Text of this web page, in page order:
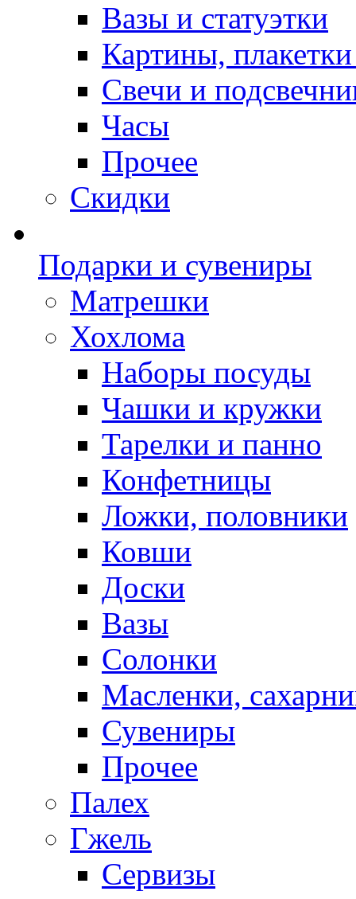
Вазы и статуэтки
Картины,
Свечи и
Часы
Прочее
Скидки
Подарки и сувениры
Матрешки
Хохлома
Наборы посуды
Чашки и кружки
Тарелки и панно
Конфетницы
Ложки, половники
Ковши
Доски
Вазы
Солонки
Масленки,
Сувениры
Прочее
Палех
Гжель
Сервизы